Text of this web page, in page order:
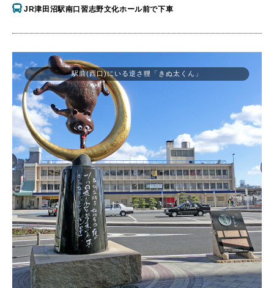
JR津田沼駅南口習志野文化ホール前で下車
駅前(西口)にいる逆さ狸「きぬ太くん」